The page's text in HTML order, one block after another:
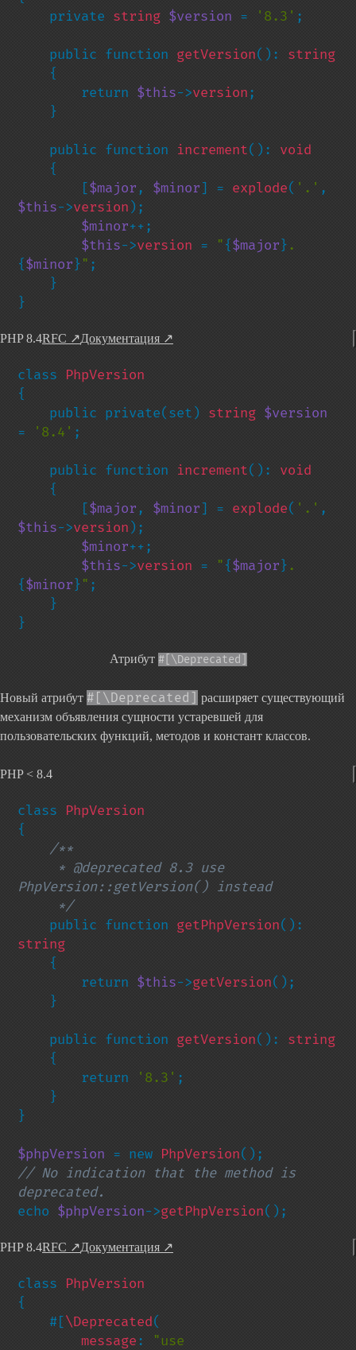
    private
string $version = '8.3' ;
    public function
getVersion(): string
{
        return
$this->version;
    public function
increment(): void
{
        [
$major , $minor] = explode( '.'
$this->version);
$minor++;
$this->version = "{$major}.
{$minor}" ;
}
PHP 8.4RFC ↗Документация ↗
class
{
    public private(set)
string
=
'8.4' ;
    public function
increment(): void
{
        [
$major , $minor] = explode( '.'
$this->version );
$minor++;
$this->version = "{$major}.
{$minor}" ;
}
Атрибут #[\Deprecated]
Новый атрибут #[\Deprecated]
расширяет существующий
механизм объявления сущности устаревшей для
пользовательских функций, методов и констант классов.
PHP < 8.4
class
{
/**
PhpVersion::getVersion() instead
public function getPhpVersion
string
{
        return
$this->getVersion();
    public function
getVersion(): string
{
        return
'8.3' ;
}
$phpVersion = new PhpVersion
// No indication that the method is
echo $phpVersion->getPhpVersion();
PHP 8.4RFC ↗Документация ↗
class
{
    #[
\Deprecated(
message:
"use